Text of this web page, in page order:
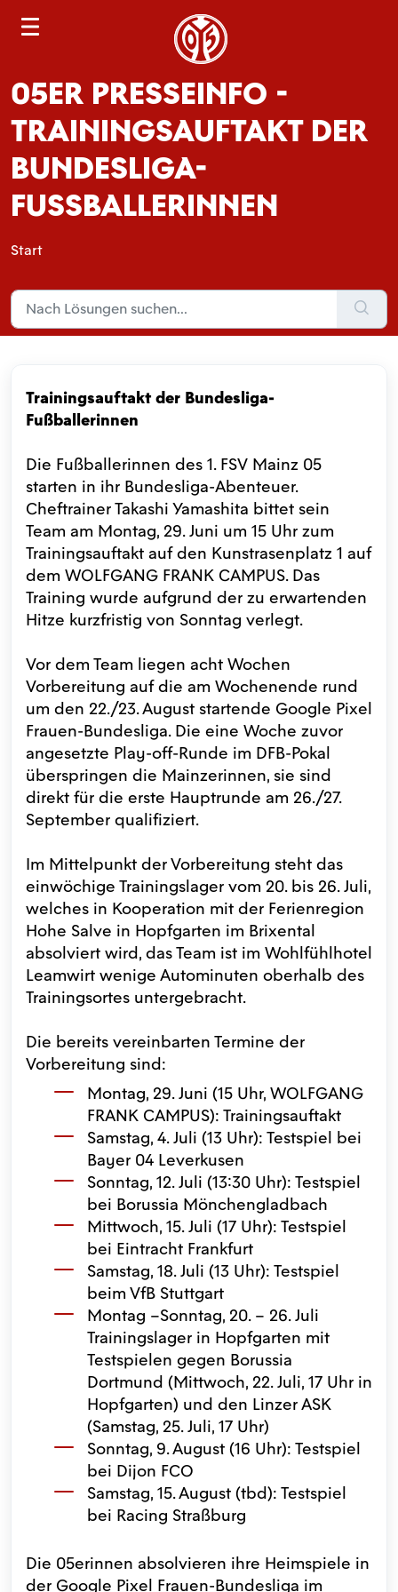
05ER PRESSEINFO -
TRAININGSAUFTAKT DER
BUNDESLIGA-
FUSSBALLERINNEN
Start
Trainingsauftakt der Bundesliga-
Fußballerinnen
Die Fußballerinnen des 1. FSV Mainz 05
starten in ihr Bundesliga-Abenteuer.
Cheftrainer Takashi Yamashita bittet sein
Team am Montag, 29. Juni um 15 Uhr zum
Trainingsauftakt auf den Kunstrasenplatz 1 auf
dem WOLFGANG FRANK CAMPUS. Das
Training wurde aufgrund der zu erwartenden
Hitze kurzfristig von Sonntag verlegt.
Vor dem Team liegen acht Wochen
Vorbereitung auf die am Wochenende rund
um den 22./23. August startende Google Pixel
Frauen-Bundesliga. Die eine Woche zuvor
angesetzte Play-off-Runde im DFB-Pokal
überspringen die Mainzerinnen, sie sind
direkt für die erste Hauptrunde am 26./27.
September qualifiziert.
Im Mittelpunkt der Vorbereitung steht das
einwöchige Trainingslager vom 20. bis 26. Juli,
welches in Kooperation mit der Ferienregion
Hohe Salve in Hopfgarten im Brixental
absolviert wird, das Team ist im Wohlfühlhotel
Leamwirt wenige Autominuten oberhalb des
Trainingsortes untergebracht.
Die bereits vereinbarten Termine der
Vorbereitung sind:
Montag, 29. Juni (15 Uhr, WOLFGANG
FRANK CAMPUS): Trainingsauftakt
Samstag, 4. Juli (13 Uhr): Testspiel bei
Bayer 04 Leverkusen
Sonntag, 12. Juli (13:30 Uhr): Testspiel
bei Borussia Mönchengladbach
Mittwoch, 15. Juli (17 Uhr): Testspiel
bei Eintracht Frankfurt
Samstag, 18. Juli (13 Uhr): Testspiel
beim VfB Stuttgart
Montag –Sonntag, 20. – 26. Juli
Trainingslager in Hopfgarten mit
Testspielen gegen Borussia
Dortmund (Mittwoch, 22. Juli, 17 Uhr in
Hopfgarten) und den Linzer ASK
(Samstag, 25. Juli, 17 Uhr)
Sonntag, 9. August (16 Uhr): Testspiel
bei Dijon FCO
Samstag, 15. August (tbd): Testspiel
bei Racing Straßburg
Die 05erinnen absolvieren ihre Heimspiele in
der Google Pixel Frauen-Bundesliga im